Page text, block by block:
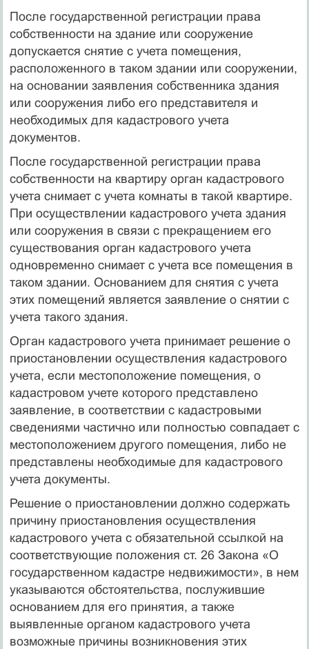
После государственной регистрации права
собственности на здание или сооружение
допускается снятие с учета помещения,
расположенного в таком здании или сооружении,
на основании заявления собственника здания
или сооружения либо его представителя и
необходимых для кадастрового учета
документов.
После государственной регистрации права
собственности на квартиру орган кадастрового
учета снимает с учета комнаты в такой квартире.
При осуществлении кадастрового учета здания
или сооружения в связи с прекращением его
существования орган кадастрового учета
одновременно снимает с учета все помещения в
таком здании. Основанием для снятия с учета
этих помещений является заявление о снятии с
учета такого здания.
Орган кадастрового учета принимает решение о
приостановлении осуществления кадастрового
учета, если местоположение помещения, о
кадастровом учете которого представлено
заявление, в соответствии с кадастровыми
сведениями частично или полностью совпадает с
местоположением другого помещения, либо не
представлены необходимые для кадастрового
учета документы.
Решение о приостановлении должно содержать
причину приостановления осуществления
кадастрового учета с обязательной ссылкой на
соответствующие положения ст. 26 Закона «О
государственном кадастре недвижимости», в нем
указываются обстоятельства, послужившие
основанием для его принятия, а также
выявленные органом кадастрового учета
возможные причины возникновения этих